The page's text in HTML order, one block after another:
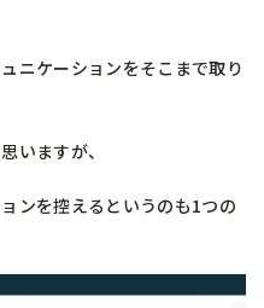
ニケーションをそこまで取り
いますが、
ンを控えるというのも1つの